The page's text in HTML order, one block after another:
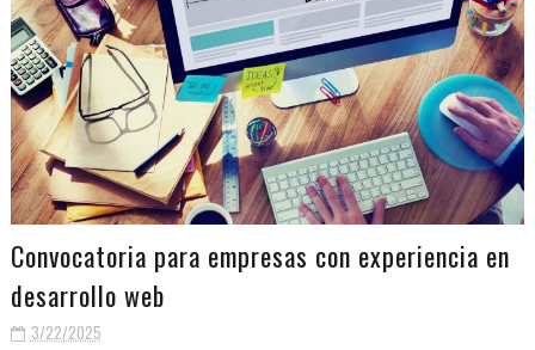
Convocatoria para empresas con experiencia en
desarrollo web
3/22/2025